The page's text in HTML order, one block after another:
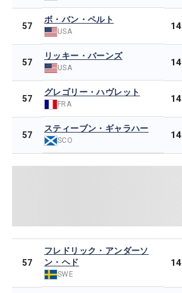
57
ボ・バン・ペルト
USA 14
57
リッキー・バーンズ
USA 14
57
グレゴリー・ハヴレット
FRA 14
57
スティーブン・ギャラハー
SCO 14
57
フレドリック・アンダーソ
ン・ヘド
SWE
14